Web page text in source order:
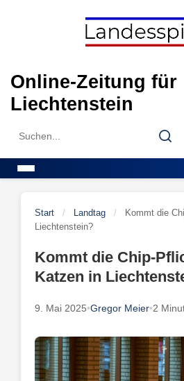
Online-Zeitung für
Liechtenstein
Search
Start / Landtag /
Kommt die
Liechtenstein?
Kommt die Chip-
Katzen in
9. Mai 2025•Gregor Meier•2